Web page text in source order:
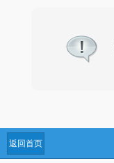
返回首页